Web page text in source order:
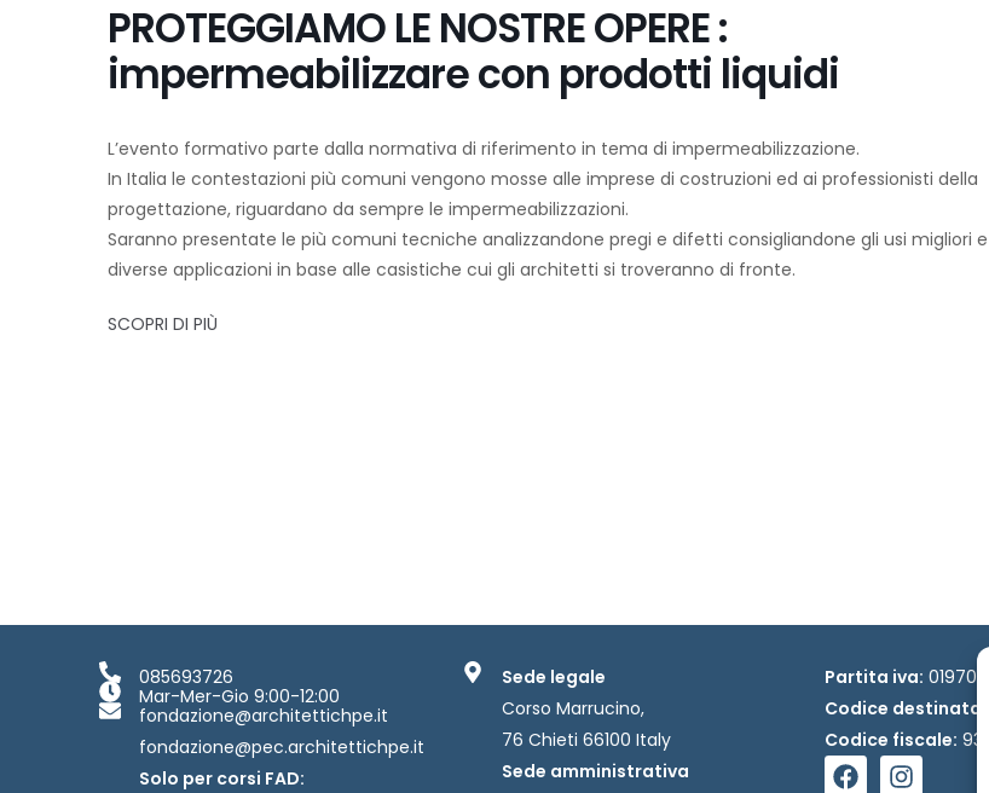
PROTEGGIAMO LE NOSTRE OPERE :
impermeabilizzare con prodotti liquidi
L’evento formativo parte dalla normativa di riferimento in tema di impermeabilizzazione.
In Italia le contestazioni più comuni vengono mosse alle imprese di costruzioni ed ai professionisti della
progettazione, riguardano da sempre le impermeabilizzazioni.
Saranno presentate le più comuni tecniche analizzandone pregi e difetti consigliandone gli usi migliori e
diverse applicazioni in base alle casistiche cui gli architetti si troveranno di fronte.
SCOPRI DI PIÙ
085693726
Mar-Mer-Gio 9:00-12:00
fondazione@architettichpe.it
fondazione@pec.architettichpe.it
Solo per corsi FAD:
Sede legale
Corso Marrucino,
76 Chieti 66100 Italy
Sede amministrativa
Partita iva:
Codice
Codice fiscale:
F I